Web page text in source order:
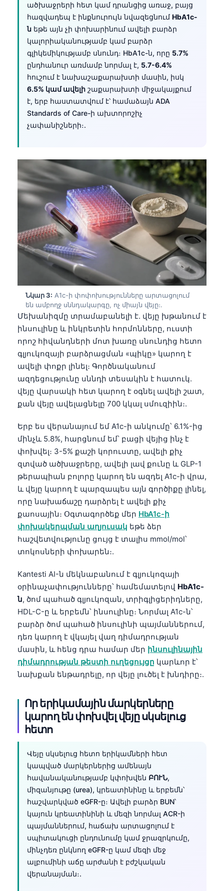
ածխաջրերի հետ կամ դրանցից առաջ, բայց
հազվադեպ է ինքնուրույն նվազեցնում HbA1c-
ն եթե այն չի փոխարինում ավելի բարձր
կալորիականությամբ կամ բարձր
գլիկեմիկությամբ սնունդ։ HbA1c-ն, որը 5.7%
ընդհանուր առմամբ նորմալ է, 5.7-6.4%
հուշում է նախաշաքարախտի մասին, իսկ
6.5% կամ ավելի շաքարախտի միջակայքում
է, երբ հաստատվում է՝ համաձայն ADA
Standards of Care-ի ախտորոշիչ
չափանիշների։.
Նկար 3: A1c-ի փոփոխությունները արտացոլում
են ամբողջ սննդակարգը, ոչ միայն վեյը։.
Մեխանիզմը տրամաբանելի է. վեյը խթանում է
ինսուլինը և ինկրետին հորմոնները, ուստի
որոշ հիվանդների մոտ խառը սնունդից հետո
գլյուկոզայի բարձրացման «պիկը» կարող է
ավելի փոքր լինել։ Գործնականում
ազդեցությունը սննդի տեսակին է հատուկ.
վեյը վարսակի հետ կարող է օգնել ավելի շատ,
քան վեյը ավելացնելը 700 կկալ սմուզիին։.
Երբ ես վերանայում եմ A1c-ի անկումը՝ 6.1%-ից
մինչև 5.8%, հարցնում եմ՝ բացի վեյից ինչ է
փոխվել։ 3-5% քաշի կորուստը, ավելի քիչ
զտված ածխաջրերը, ավելի լավ քունը և GLP-1
թերապիան բոլորը կարող են ազդել A1c-ի վրա,
և վեյը կարող է պարզապես այն գործիքը լինել,
որը նախաճաշը դարձրել է ավելի քիչ
քաոսային։ Օգտագործեք մեր HbA1c-ի
փոխակերպման աղյուսակ եթե ձեր
հաշվետվությունը ցույց է տալիս mmol/mol՝
տոկոսների փոխարեն։.
Kantesti AI-ն մեկնաբանում է գլյուկոզայի
օրինաչափությունները՝ համեմատելով HbA1c-
ն, ծոմ պահած գլյուկոզան, տրիգլիցերիդները,
HDL-C-ը և երբեմն՝ ինսուլինը։ Նորմալ A1c-ն՝
բարձր ծոմ պահած ինսուլինի պայմաններում,
դեռ կարող է վկայել վաղ դիմադրության
մասին, և հենց դրա համար մեր ինսուլինային
դիմադրության թեստի ուղեցույցը կարևոր է՝
նախքան ենթադրելը, որ վեյը լուծել է խնդիրը։.
Որ երիկամային մարկերները
կարող են փոխվել վեյը սկսելուց
հետո
Վեյը սկսելուց հետո երիկամների հետ
կապված մարկերներից ամենայն
հավանականությամբ կփոխվեն ԲՈՒՆ,
միզանյութը (urea), կրեատինինը և երբեմն՝
հաշվարկված eGFR-ը։ Ավելի բարձր BUN՝
կայուն կրեատինինի և մեզի նորմալ ACR-ի
պայմաններում, հաճախ արտացոլում է
սպիտակուցի ընդունումը կամ ջրազրկումը,
մինչդեռ ընկնող eGFR-ը կամ մեզի մեջ
ալբումինի աճը արժանի է բժշկական
վերանայման։.